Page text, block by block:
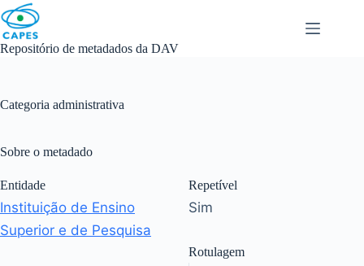
Skip
to
content
Repositório de metadados da DAV
Categoria administrativa
Sobre o metadado
Entidade
Instituição de Ensino
Superior e de Pesquisa
Repetível
Sim
Rotulagem